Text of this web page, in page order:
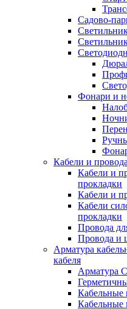
Садово-
Фонари и
Кабели и провода
Кабели и
прокладки
Кабели и
Кабели
прокладки
Провода
Провода и
Арматура
кабеля
Арматура
Кабельные
Кабельные